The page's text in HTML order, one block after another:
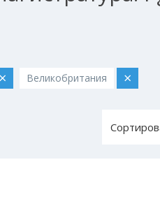
× Великобритания ×